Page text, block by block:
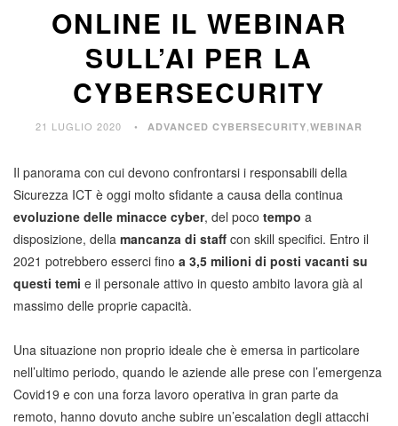
ONLINE IL WEBINAR
SULL’AI PER LA
CYBERSECURITY
21 LUGLIO 2020 ADVANCED CYBERSECURITY WEBINAR
Il panorama con cui devono confrontarsi i responsabili della
Sicurezza ICT è oggi molto sfidante a causa della continua
evoluzione delle minacce cyber, del poco tempo a
disposizione, della mancanza di staff con skill specifici. Entro il
2021 potrebbero esserci fino a 3,5 milioni di posti vacanti su
questi temi e il personale attivo in questo ambito lavora già al
massimo delle proprie capacità.
Una situazione non proprio ideale che è emersa in particolare
nell’ultimo periodo, quando le aziende alle prese con l’emergenza
Covid19 e con una forza lavoro operativa in gran parte da
remoto, hanno dovuto anche subire un’escalation degli attacchi